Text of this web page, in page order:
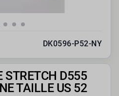
DK0596-P52-NY
STRETCH D555
TAILLE US 52